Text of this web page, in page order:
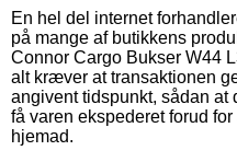
En hel del internet
på mange af butikkens
Connor Cargo Bukser W44
alt kræver at transaktionen
angivent tidspunkt, sådan at
få varen ekspederet forud
hjemad.